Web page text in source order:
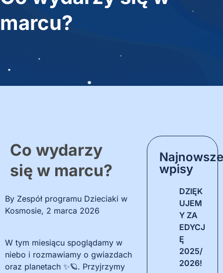
marcu?
Co wydarzy
się w marcu?
By Zespół programu Dzieciaki w
Kosmosie, 2 marca 2026
W tym miesiącu spoglądamy w
niebo i rozmawiamy o gwiazdach
oraz planetach ✨🪐. Przyjrzymy
wpisy
DZIĘK
UJEM
Y ZA
EDYCJ
Ę
2025/
2026!